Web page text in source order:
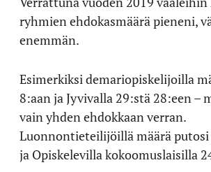
ryhmien ehdokasmäärä pieneni,
enemmän.
Esimerkiksi demariopiskelijoilla
8:aan ja Jyvivalla 29:stä 28:een –
vain yhden ehdokkaan verran.
Luonnontieteilijöillä määrä putosi
ja Opiskelevilla kokoomuslaisilla